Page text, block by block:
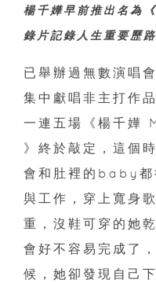
楊千嬅早前推出名
錄片記錄人生重要歷
已舉辦過無數演唱
集中獻唱非主打作
一連五場《楊千
》終於敲定，這個
會和肚裡的baby都
與工作，穿上寬身
重，沒鞋可穿的她
會好不容易完成了
候，她卻發現自己